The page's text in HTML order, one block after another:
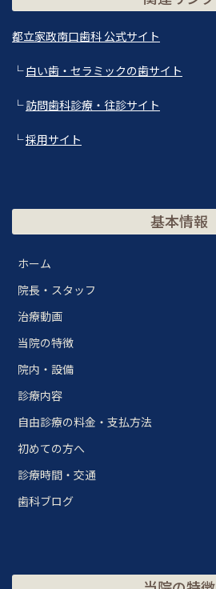
都立家政南口歯科 公式サイト
└白い歯・セラミックの歯サイト
└訪問歯科診療・往診サイト
└採用サイト
基本情報
ホーム
院長・スタッフ
治療動画
当院の特徴
院内・設備
診療内容
自由診療の料金・支払方法
初めての方へ
診療時間・交通
歯科ブログ